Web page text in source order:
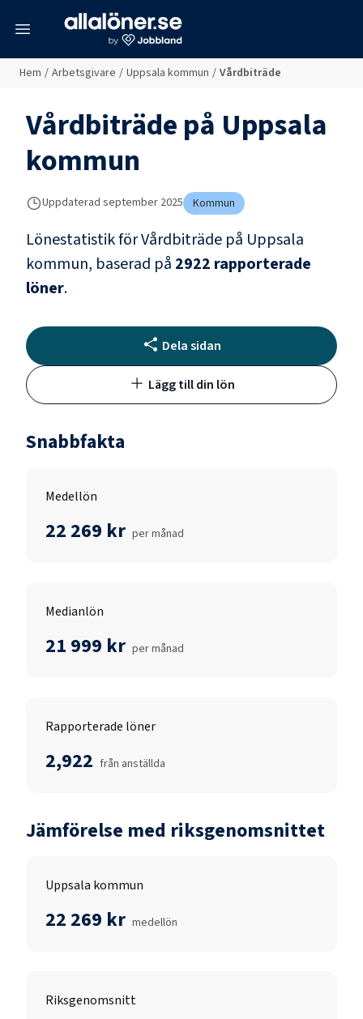
Hem / Arbetsgivare / Uppsala kommun / Vårdbiträde
Vårdbiträdepå Uppsala
kommun
Uppdaterad september 2025 Kommun
Lönestatistik förVårdbiträde på Uppsala
kommun, baserad på 2922 rapporterade
löner.
Dela sidan
Lägg till din lön
Snabbfakta
Medellön
22 269 kr per månad
Medianlön
21 999 kr per månad
Rapporterade löner
2,922 från anställda
Jämförelse med riksgenomsnittet
Uppsala kommun
22 269 kr medellön
Riksgenomsnitt